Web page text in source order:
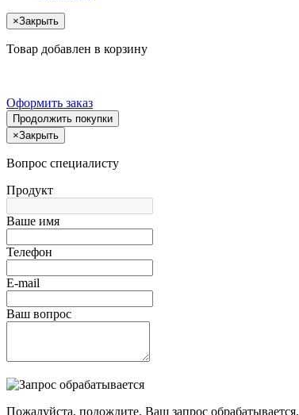
×Закрыть
Товар добавлен в корзину
Оформить заказ
Продолжить покупки
×Закрыть
Вопрос специалисту
Продукт
Ваше имя
Телефон
E-mail
Ваш вопрос
Пожалуйста, подождите, Ваш запрос обрабатывается.